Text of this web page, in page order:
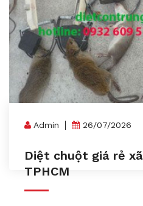
Admin 26/07/2026
Diệt chuột giá rẻ
TPHCM